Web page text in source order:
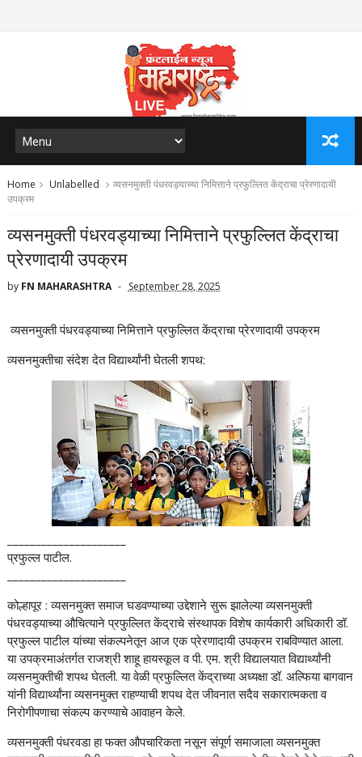
Home Unlabelled
व्यसनमुक्ती पंधरवड्याच्या निमित्ताने प्रफुल्लित केंद्राचा प्रेरणादायी
उपक्रम
व्यसनमुक्ती पंधरवड्याच्या निमित्ताने प्रफुल्लित केंद्राचा
प्रेरणादायी उपक्रम
by FN MAHARASHTRA September 28, 2025
व्यसनमुक्ती पंधरवड्याच्या निमित्ताने प्रफुल्लित केंद्राचा प्रेरणादायी उपक्रम
व्यसनमुक्तीचा संदेश देत विद्यार्थ्यांनी घेतली शपथ:
प्रफुल्ल पाटील.
कोल्हापूर : व्यसनमुक्त समाज घडवण्याच्या उद्देशाने सुरू झालेल्या व्यसनमुक्ती
पंधरवड्याच्या औचित्याने प्रफुल्लित केंद्राचे संस्थापक विशेष कार्यकारी अधिकारी डॉ.
प्रफुल्ल पाटील यांच्या संकल्पनेतून आज एक प्रेरणादायी उपक्रम राबविण्यात आला.
या उपक्रमाअंतर्गत राजश्री शाहू हायस्कूल व पी. एम. श्री विद्यालयात विद्यार्थ्यांनी
व्यसनमुक्तीची शपथ घेतली. या वेळी प्रफुल्लित केंद्राच्या अध्यक्षा डॉ. अल्फिया बागवान
यांनी विद्यार्थ्यांना व्यसनमुक्त राहण्याची शपथ देत जीवनात सदैव सकारात्मकता व
निरोगीपणाचा संकल्प करण्याचे आवाहन केले.
व्यसनमुक्ती पंधरवडा हा फक्त औपचारिकता नसून संपूर्ण समाजाला व्यसनमुक्त